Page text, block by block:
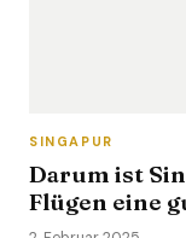
SINGAPUR
Darum ist
Flügen eine